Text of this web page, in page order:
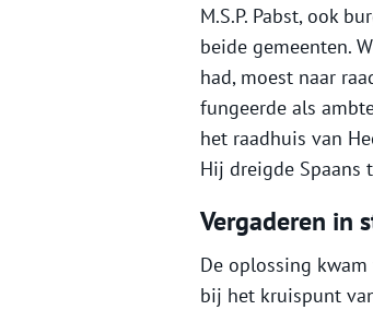
M.S.P. Pabst, ook
beide gemeenten.
had, moest naar
fungeerde als
het raadhuis van
Hij dreigde Spaans
Vergaderen in
De oplossing
bij het kruispunt